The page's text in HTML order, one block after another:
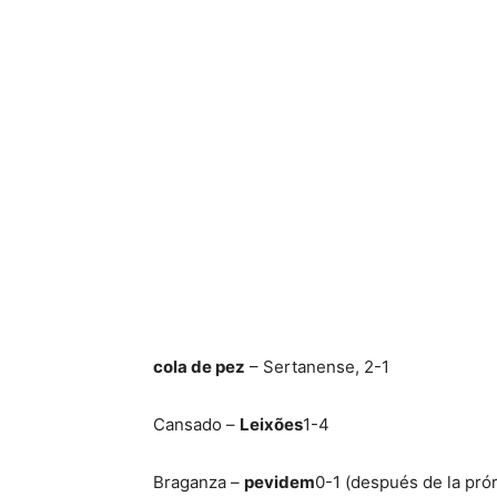
cola de pez – Sertanense, 2-1
Cansado – Leixões1-4
Braganza – pevidem0-1 (después de la